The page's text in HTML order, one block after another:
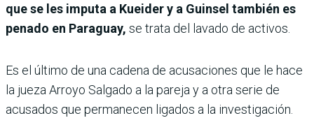
que se les imputa a Kueider y a Guinsel también es
penado en Paraguay, se trata del lavado de activos.
Es el último de una cadena de acusaciones que le hace
la jueza Arroyo Salgado a la pareja y a otra serie de
acusados que permanecen ligados a la investigación.